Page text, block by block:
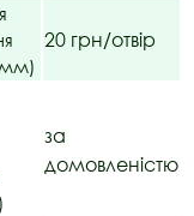
мм)
20 грн/отвір
за
домовленістю